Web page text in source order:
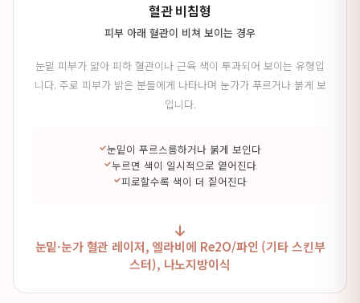
혈관 비침형
피부 아래 혈관이 비쳐 보이는 경우
눈밑 피부가 얇아 피하 혈관이나 근육 색이 투과되어 보이는 유형입
니다. 주로 피부가 밝은 분들에게 나타나며 눈가가 푸르거나 붉게 보
입니다.
눈밑이 푸르스름하거나 붉게 보인다
누르면 색이 일시적으로 옅어진다
피로할수록 색이 더 짙어진다
눈밑·눈가 혈관 레이저, 엘라비에 Re2O/파인 (기타 스킨부
스터), 나노지방이식